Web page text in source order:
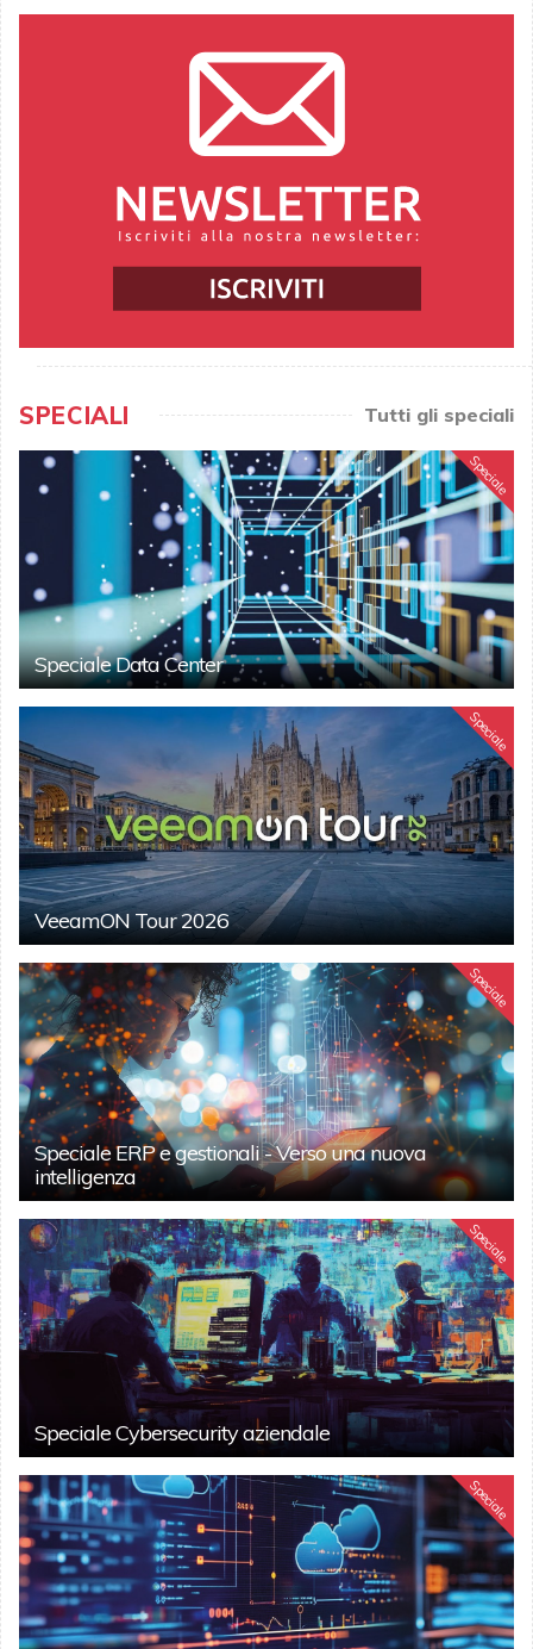
SPECIALI Tutti gli speciali
Speciale
Speciale Data Center
Speciale
VeeamON Tour 2026
Speciale
Speciale ERP e gestionali - Verso una nuova
intelligenza
Speciale
Speciale Cybersecurity aziendale
Speciale